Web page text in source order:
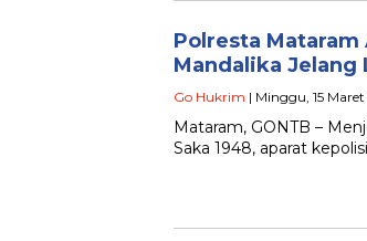
Polresta
Mandalika Jelang
Go Hukrim | Minggu, 15
Mataram, GONTB –
Saka 1948, aparat